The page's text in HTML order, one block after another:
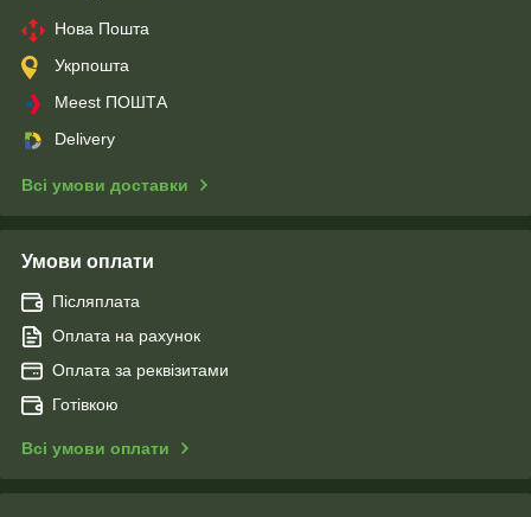
Нова Пошта
Укрпошта
Meest ПОШТА
Delivery
Всі умови доставки
Умови оплати
Післяплата
Оплата на рахунок
Оплата за реквізитами
Готівкою
Всі умови оплати